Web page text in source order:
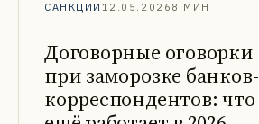
САНКЦИИ 12.05.2026 8 МИН
Договорные оговорки
при заморозке банков-
корреспондентов: что